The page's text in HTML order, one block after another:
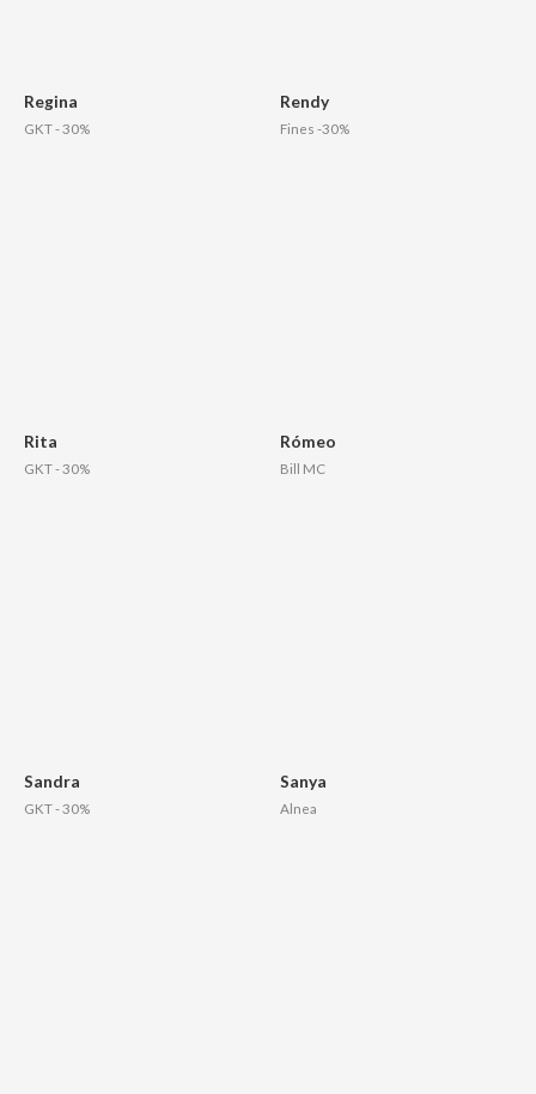
Regina
GKT - 30%
Rendy
Fines -30%
Rita
GKT - 30%
Rómeo
Bill MC
Sandra
GKT - 30%
Sanya
Alnea